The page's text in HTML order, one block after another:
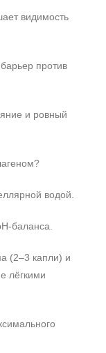
видимость
против
и ровный
водой.
(2–3 капли) и
лёгкими